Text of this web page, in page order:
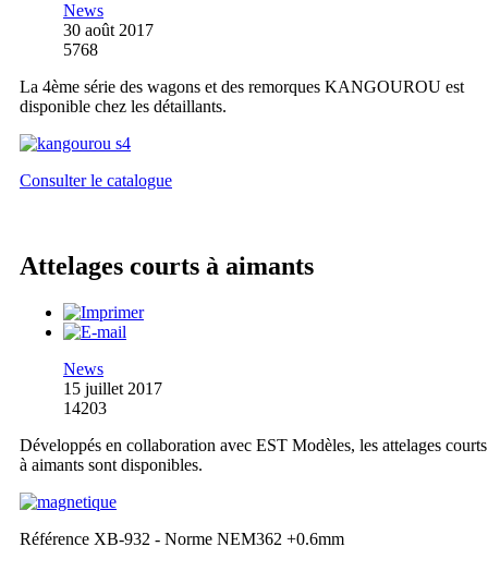
News
30 août 2017
5768
La 4ème série des wagons et des remorques KANGOUROU est
disponible chez les détaillants.
Consulter le catalogue
Attelages courts à aimants
News
15 juillet 2017
14203
Développés en collaboration avec EST Modèles, les attelages courts
à aimants sont disponibles.
Référence XB-932 - Norme NEM362 +0.6mm